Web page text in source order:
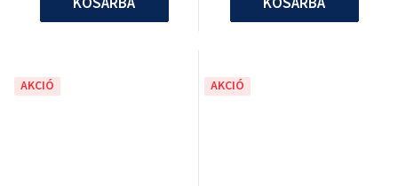
AKCIÓ AKCIÓ